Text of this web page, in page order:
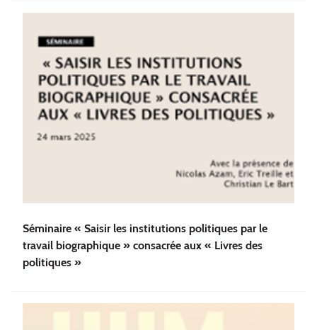
Séminaire « Saisir les institutions politiques par le
travail biographique » consacrée aux « Livres des
politiques »